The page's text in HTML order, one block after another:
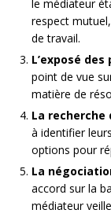
le médiateur
respect
de travail.
L’exposé
point de vue
matière de
La recherche
à identifier
options pour
La
accord sur la
médiateur